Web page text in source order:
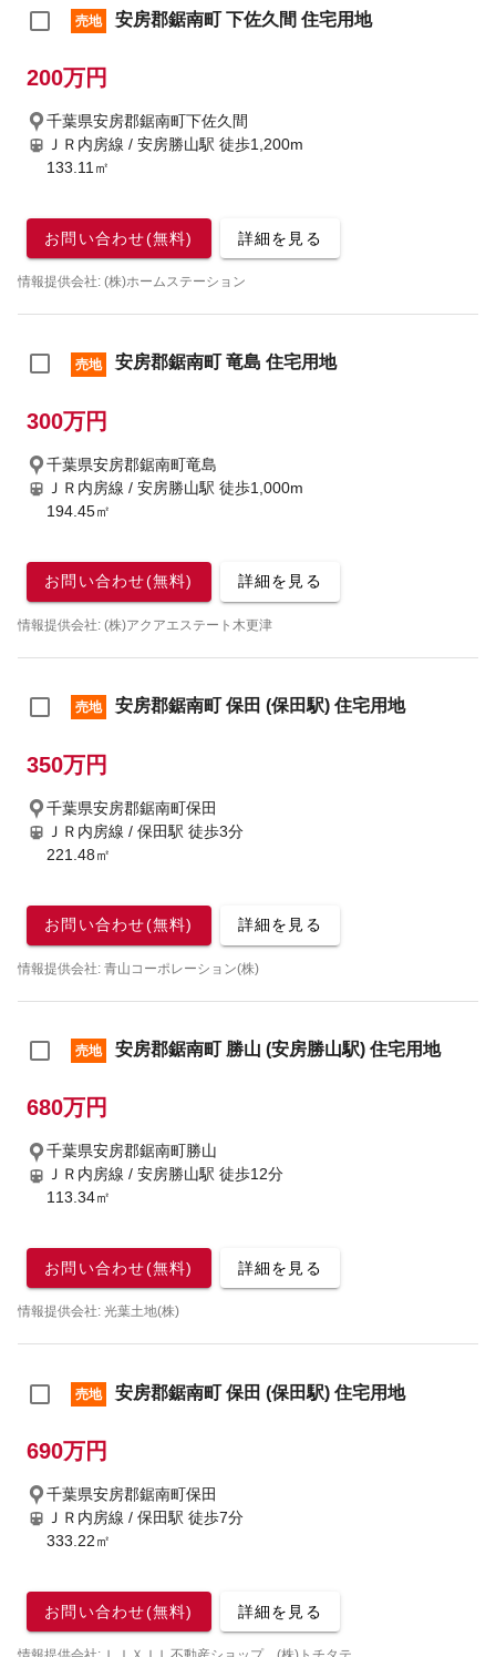
売地 安房郡鋸南町 下佐久間 住宅用地
200万円
千葉県安房郡鋸南町下佐久間
ＪＲ内房線 / 安房勝山駅 徒歩1,200m
133.11㎡
お問い合わせ(無料) 詳細を見る
情報提供会社: (株)ホームステーション
売地 安房郡鋸南町 竜島 住宅用地
300万円
千葉県安房郡鋸南町竜島
ＪＲ内房線 / 安房勝山駅 徒歩1,000m
194.45㎡
お問い合わせ(無料) 詳細を見る
情報提供会社: (株)アクアエステート木更津
売地 安房郡鋸南町 保田 (保田駅) 住宅用地
350万円
千葉県安房郡鋸南町保田
ＪＲ内房線 / 保田駅 徒歩3分
221.48㎡
お問い合わせ(無料) 詳細を見る
情報提供会社: 青山コーポレーション(株)
売地 安房郡鋸南町 勝山 (安房勝山駅) 住宅用地
680万円
千葉県安房郡鋸南町勝山
ＪＲ内房線 / 安房勝山駅 徒歩12分
113.34㎡
お問い合わせ(無料) 詳細を見る
情報提供会社: 光葉土地(株)
売地 安房郡鋸南町 保田 (保田駅) 住宅用地
690万円
千葉県安房郡鋸南町保田
ＪＲ内房線 / 保田駅 徒歩7分
333.22㎡
お問い合わせ(無料) 詳細を見る